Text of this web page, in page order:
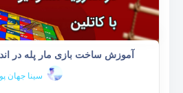
آموزش ساخت بازی مار پله در
سینا جهان